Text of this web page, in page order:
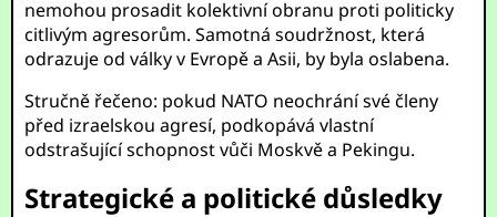
nemohou prosadit kolektivní obranu proti politicky
citlivým agresorům. Samotná soudržnost, která
odrazuje od války v Evropě a Asii, by byla oslabena.
Stručně řečeno: pokud NATO neochrání své členy
před izraelskou agresí, podkopává vlastní
odstrašující schopnost vůči Moskvě a Pekingu.
Strategické a politické důsledky